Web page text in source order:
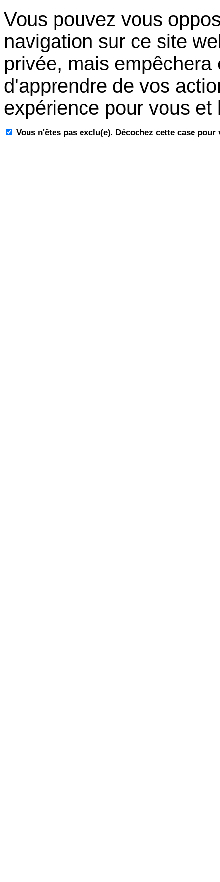
Vous pouvez vous
navigation sur ce site
privée, mais
d'apprendre de vos
expérience pour vous
Vous n'êtes pas exclu(e). Décochez cette case pour